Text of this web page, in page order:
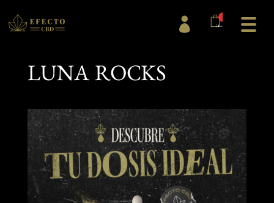
items

LUNA ROCKS